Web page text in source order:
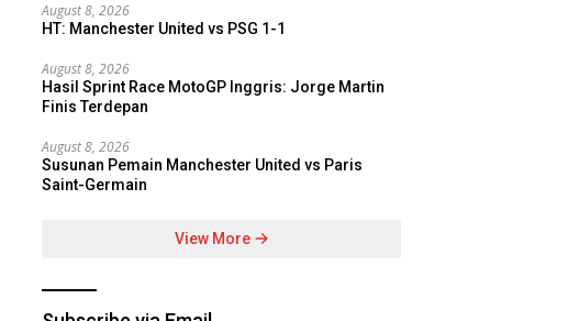
August 8, 2026
HT: Manchester United vs PSG 1-1
August 8, 2026
Hasil Sprint Race MotoGP Inggris: Jorge Martin
Finis Terdepan
August 8, 2026
Susunan Pemain Manchester United vs Paris
Saint-Germain
View More